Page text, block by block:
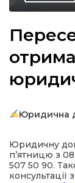
місія
Юридична
Юридичну
п’ятницю з
507 50 90.